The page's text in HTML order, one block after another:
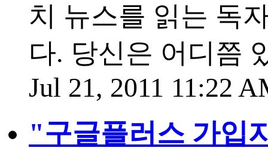
치 뉴스를 읽는 독
다. 당신은 어디쯤
Jul 21, 2011 11:22
"구글플러스 가입